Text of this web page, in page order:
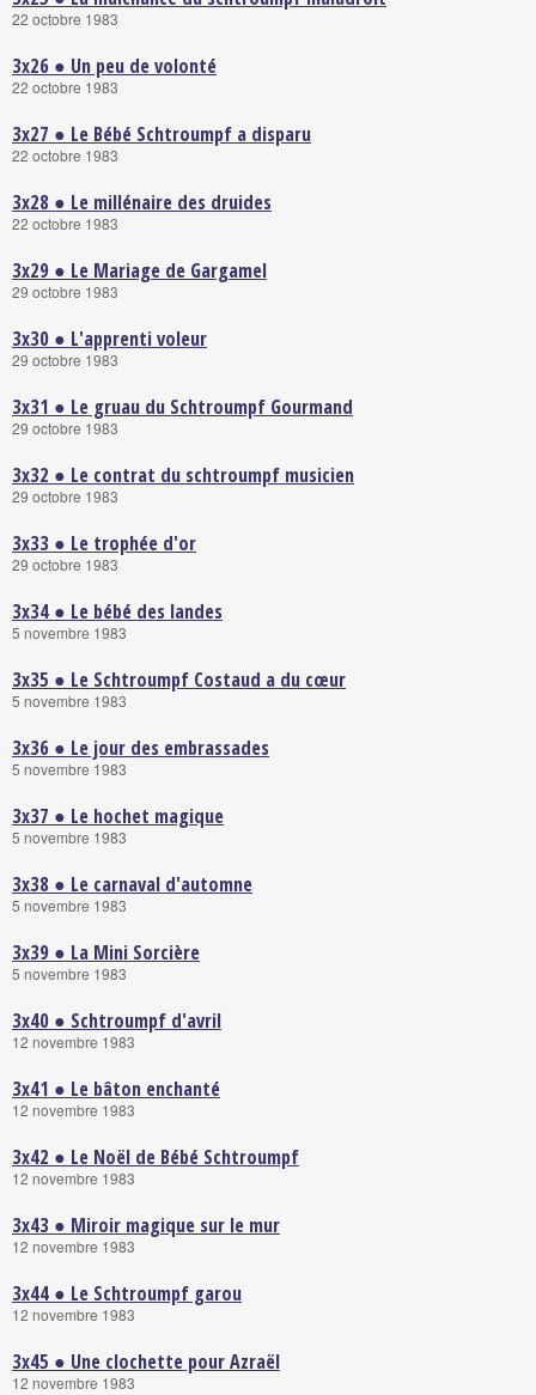
22 octobre 1983
3x26 ● Un peu de volonté
22 octobre 1983
3x27 ● Le Bébé Schtroumpf a disparu
22 octobre 1983
3x28 ● Le millénaire des druides
22 octobre 1983
3x29 ● Le Mariage de Gargamel
29 octobre 1983
3x30 ● L'apprenti voleur
29 octobre 1983
3x31 ● Le gruau du Schtroumpf Gourmand
29 octobre 1983
3x32 ● Le contrat du schtroumpf musicien
29 octobre 1983
3x33 ● Le trophée d'or
29 octobre 1983
3x34 ● Le bébé des landes
5 novembre 1983
3x35 ● Le Schtroumpf Costaud a du cœur
5 novembre 1983
3x36 ● Le jour des embrassades
5 novembre 1983
3x37 ● Le hochet magique
5 novembre 1983
3x38 ● Le carnaval d'automne
5 novembre 1983
3x39 ● La Mini Sorcière
5 novembre 1983
3x40 ● Schtroumpf d'avril
12 novembre 1983
3x41 ● Le bâton enchanté
12 novembre 1983
3x42 ● Le Noël de Bébé Schtroumpf
12 novembre 1983
3x43 ● Miroir magique sur le mur
12 novembre 1983
3x44 ● Le Schtroumpf garou
12 novembre 1983
3x45 ● Une clochette pour Azraël
12 novembre 1983